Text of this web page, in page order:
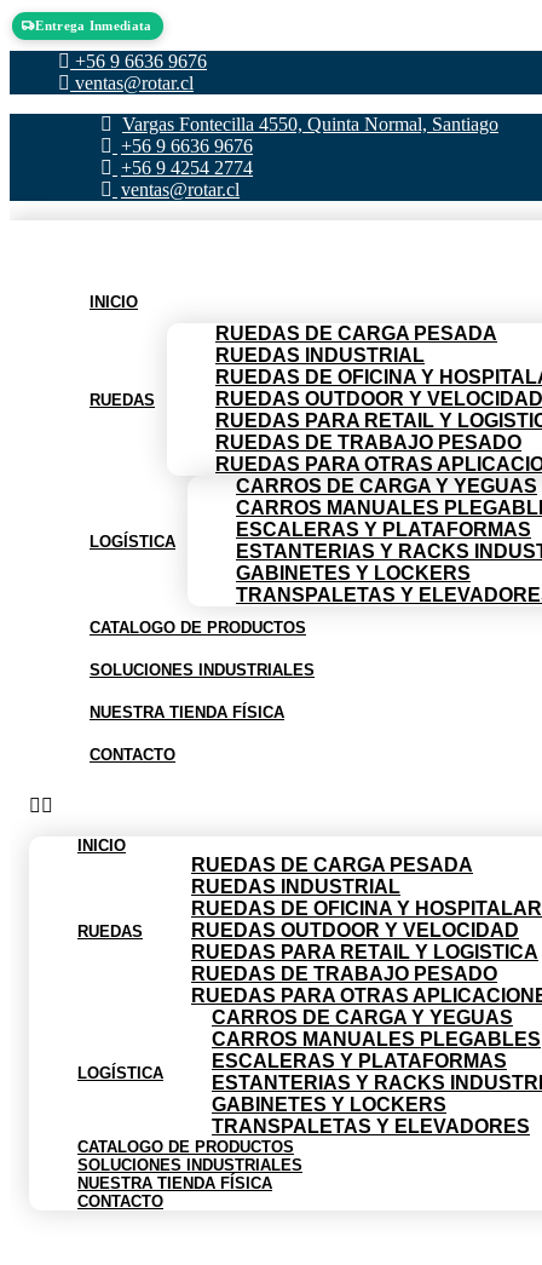
Ir al contenido
+56 9 6636 9676
ventas@rotar.cl
Vargas Fontecilla 4550, Quinta Normal, Santiago
+56 9 6636 9676
+56 9 4254 2774
ventas@rotar.cl
INICIO
RUEDAS
RUEDAS DE CARGA PESADA
RUEDAS INDUSTRIAL
RUEDAS DE OFICINA Y
RUEDAS OUTDOOR Y VELOCIDAD
RUEDAS PARA RETAIL Y
RUEDAS DE TRABAJO PESADO
RUEDAS PARA OTRAS
LOGÍSTICA
CARROS DE CARGA Y YEGUAS
CARROS MANUALES
ESCALERAS Y PLATAFORMAS
ESTANTERIAS Y RACKS
GABINETES Y LOCKERS
TRANSPALETAS Y
CATALOGO DE PRODUCTOS
SOLUCIONES INDUSTRIALES
NUESTRA TIENDA FÍSICA
CONTACTO
INICIO
RUEDAS
RUEDAS DE CARGA PESADA
RUEDAS INDUSTRIAL
RUEDAS DE OFICINA Y
RUEDAS OUTDOOR Y VELOCIDAD
RUEDAS PARA RETAIL Y LOGISTICA
RUEDAS DE TRABAJO PESADO
RUEDAS PARA OTRAS
LOGÍSTICA
CARROS DE CARGA Y YEGUAS
CARROS MANUALES PLEGABLES
ESCALERAS Y PLATAFORMAS
ESTANTERIAS Y RACKS
GABINETES Y LOCKERS
TRANSPALETAS Y ELEVADORES
CATALOGO DE PRODUCTOS
SOLUCIONES INDUSTRIALES
NUESTRA TIENDA FÍSICA
CONTACTO
Entrega Inmediata